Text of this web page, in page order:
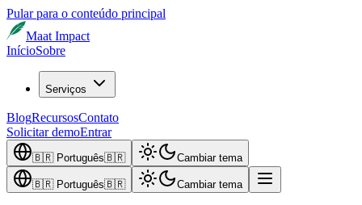
Pular para o conteúdo principal
Maat Impact
InícioSobre
Serviços
BlogRecursosContato
Solicitar demoEntrar
🇧🇷 Português🇧🇷 Cambiar tema
🇧🇷 Português🇧🇷 Cambiar tema